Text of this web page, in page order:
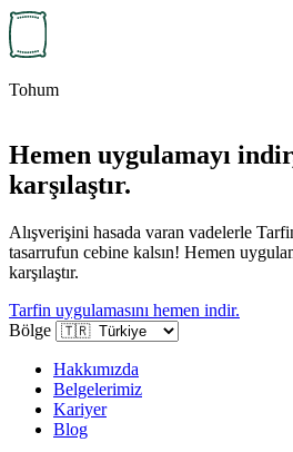
Tohum
Hemen uygulamayı
karşılaştır.
Alışverişini hasada varan vadelerle
tasarrufun cebine kalsın! Hemen
karşılaştır.
Tarfin uygulamasını hemen indir.
Bölge
Hakkımızda
Belgelerimiz
Kariyer
Blog